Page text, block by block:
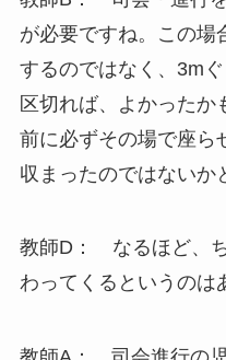
が必要ですね。この場
するのではなく、3m
区切れば、よかったか
前に必ずその場で座ら
収まったのではないか
教師D： なるほど、
わってくるというのは